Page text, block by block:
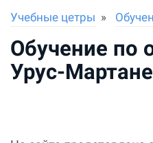
Учебные цетры
Обучение по
Урус-Мартане